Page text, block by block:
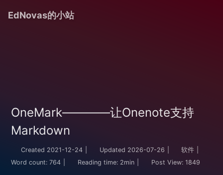
EdNovas的小站
OneMark————让Onenote支持
Markdown
Created 2021-12-24 Updated 2026-07-26 软件
Word count: 764 Reading time: 2min Post View: 1849